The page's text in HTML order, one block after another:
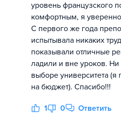
уровень французского
комфортным, я
С первого же года
испытывала никаких
показывали отличные
ладили и вне уроков.
выборе университета (я
на бюджет). Спасибо!!!
1 0 Ответить